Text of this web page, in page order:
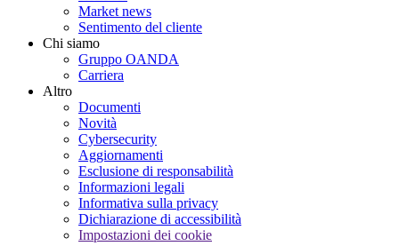
Market news
Sentimento del cliente
Chi siamo
Gruppo OANDA
Carriera
Altro
Documenti
Novità
Cybersecurity
Aggiornamenti
Esclusione di responsabilità
Informazioni legali
Informativa sulla privacy
Dichiarazione di accessibilità
Impostazioni dei cookie